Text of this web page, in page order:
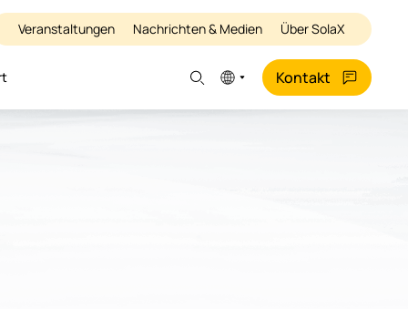
Veranstaltungen Nachrichten & Medien Über SolaX
Kontakt